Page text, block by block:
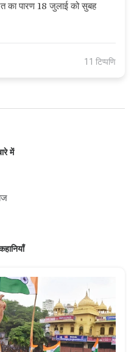
का पारण 18 जुलाई को सुबह
11 टिप्पणि
में